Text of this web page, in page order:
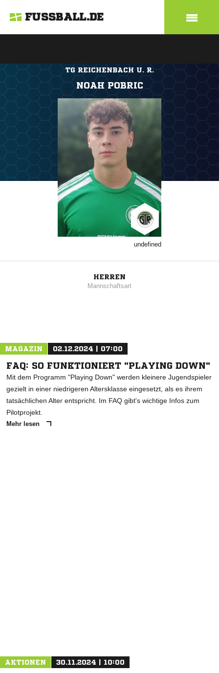
FUSSBALL.DE
TG REICHENBACH U. R.
NOAH POBRIC
undefined
HERREN
Mannschaftsart
MAGAZIN 02.12.2024 | 07:00
FAQ: SO FUNKTIONIERT "PLAYING DOWN"
Mit dem Programm "Playing Down" werden kleinere Jugendspieler
gezielt in einer niedrigeren Altersklasse eingesetzt, als es ihrem
tatsächlichen Alter entspricht. Im FAQ gibt's wichtige Infos zum
Pilotprojekt.
Mehr lesen
AKTIONEN 30.11.2024 | 10:00